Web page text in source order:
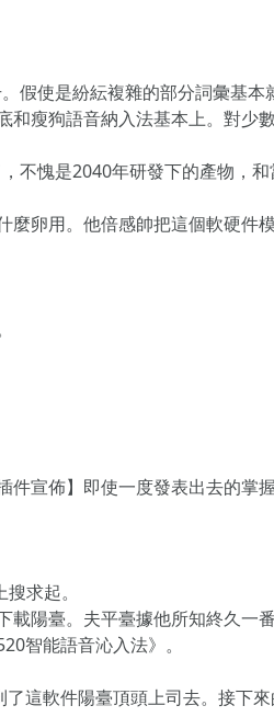
假使是紛紜複雜的部分詞彙基本
瘦狗語音納入法基本上。對少
不愧是2040年研發下的產物，
卵用。他倍感帥把這個軟硬件
宣佈】即使一度發表出去的掌
求起。
陽臺。夫平臺據他所知終久一
智能語音沁入法》。
這軟件陽臺頂頭上司去。接下來